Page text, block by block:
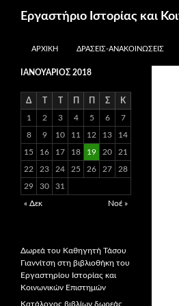
Εργαστήριο Ιστορίας και
ΑΡΧΙΚΉ ΔΡΆΣΕΙΣ-ΑΝΑΚΟΙΝΏΣΕΙΣ
ΙΑΝΟΥΆΡΙΟΣ 2018
Δ Τ Τ Π Π Σ Κ
1 2 3 4 5 6 7
8 9 10 11 12 13 14
15 16 17 18 19 20 21
22 23 24 25 26 27 28
29 30 31
« Δεκ Νοέ »
Δωρεά του Καθηγητή Τάσου
Γιαννίτση στη βιβλιοθήκη του
Εργαστηρίου Ιστορίας και
Κοινωνικών Επιστημών
Κατάλογος βιβλίων δωρεάς